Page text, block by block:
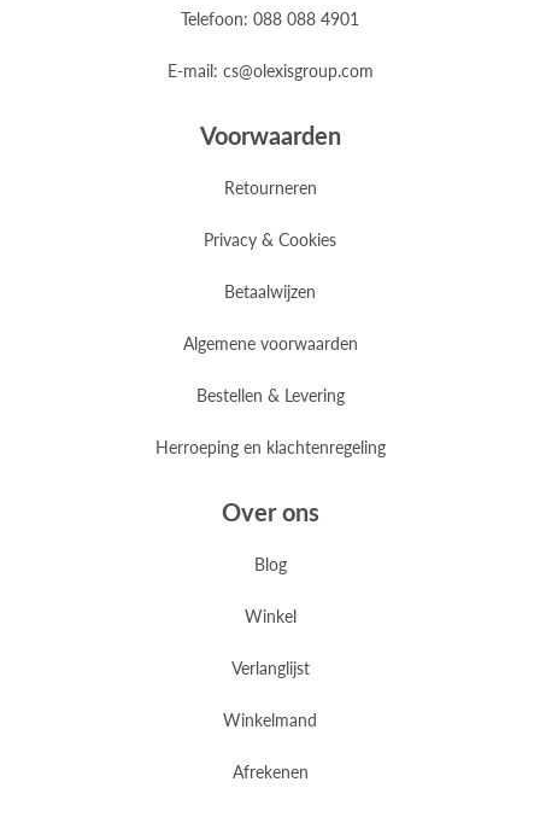
Telefoon: 088 088 4901
E-mail: cs@olexisgroup.com
Voorwaarden
Retourneren
Privacy & Cookies
Betaalwijzen
Algemene voorwaarden
Bestellen & Levering
Herroeping en klachtenregeling
Over ons
Blog
Winkel
Verlanglijst
Winkelmand
Afrekenen